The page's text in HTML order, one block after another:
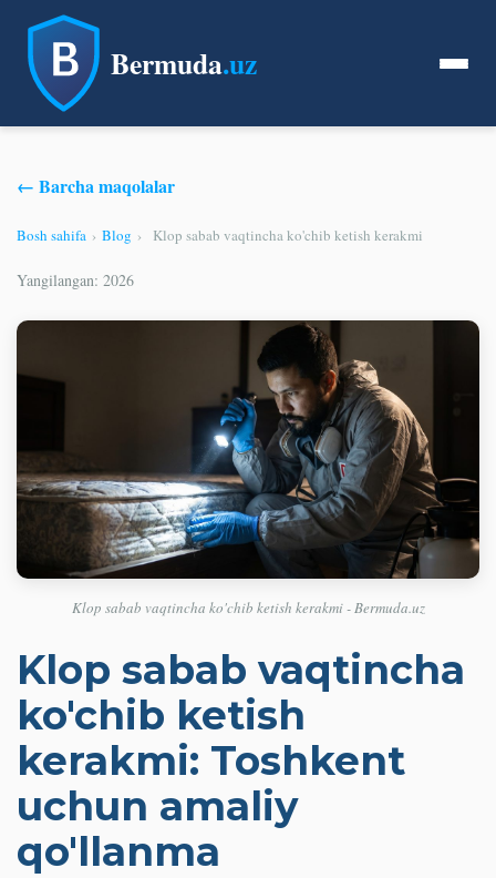
Bermuda.uz
← Barcha maqolalar
Bosh sahifa › Blog › Klop sabab vaqtincha ko'chib ketish kerakmi
Yangilangan: 2026
Klop sabab vaqtincha ko'chib ketish kerakmi - Bermuda.uz
Klop sabab vaqtincha
ko'chib ketish
kerakmi: Toshkent
uchun amaliy
qo'llanma